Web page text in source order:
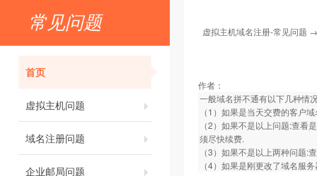
常见问题
首页
虚拟主机问题
域名注册问题
企业邮局问题
虚拟主机域名注册-常见问题
作者：
一般域名拼不通有以下几种情
（1）如果是当天交费的客户
（2）如果不是以上问题:查看
须尽快续费.
（3）如果不是以上两种问题:
（4）如果是刚更改了域名服